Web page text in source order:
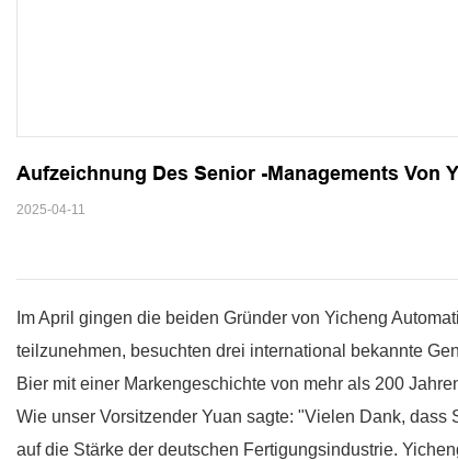
Aufzeichnung Des Senior -Managements Von
2025-04-11
Im April gingen die beiden Gründer von Yicheng
teilzunehmen, besuchten drei international bekannte
Bier mit einer Markengeschichte von mehr als 200
Wie unser Vorsitzender Yuan sagte: "Vielen Dank,
auf die Stärke der deutschen Fertigungsindustrie.